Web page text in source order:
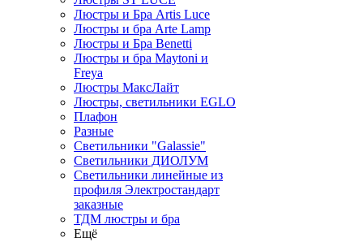
Люстры и Бра Artis Luce
Люстры и бра Arte Lamp
Люстры и Бра Benetti
Люстры и бра Maytoni и
Freya
Люстры МаксЛайт
Люстры, светильники EGLO
Плафон
Разные
Светильники "Galassie"
Светильники ДИОЛУМ
Светильники линейные из
профиля Электростандарт
заказные
ТДМ люстры и бра
Ещё